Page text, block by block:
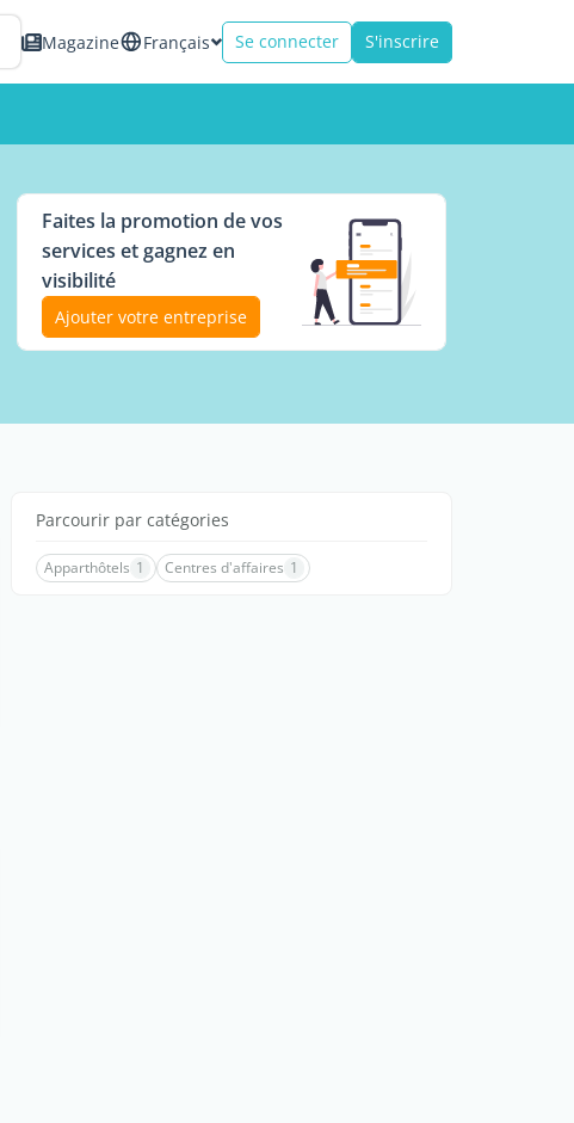
Magazine Français Se connecter S'inscrire
Faites la promotion de vos
services et gagnez en
visibilité
Ajouter votre entreprise
Parcourir par catégories
Apparthôtels 1 Centres d'affaires 1